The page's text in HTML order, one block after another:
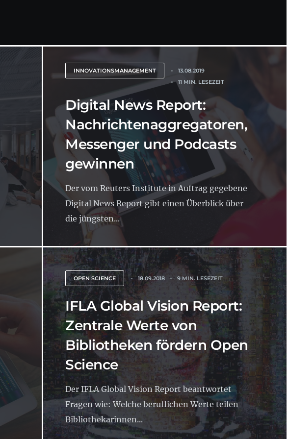
INNOVATIONSMANAGEMENT
13.08.2019
11 MIN. LESEZEIT
Digital News Report:
Nachrichtenaggregatoren,
Messenger und Podcasts
gewinnen
Der vom Reuters Institute in Auftrag gegebene
Digital News Report gibt einen Überblick über
die jüngsten...
OPEN SCIENCE 18.09.2018 9 MIN. LESEZEIT
IFLA Global Vision Report:
Zentrale Werte von
Bibliotheken fördern Open
Science
Der IFLA Global Vision Report beantwortet
Fragen wie: Welche beruflichen Werte teilen
Bibliothekarinnen...